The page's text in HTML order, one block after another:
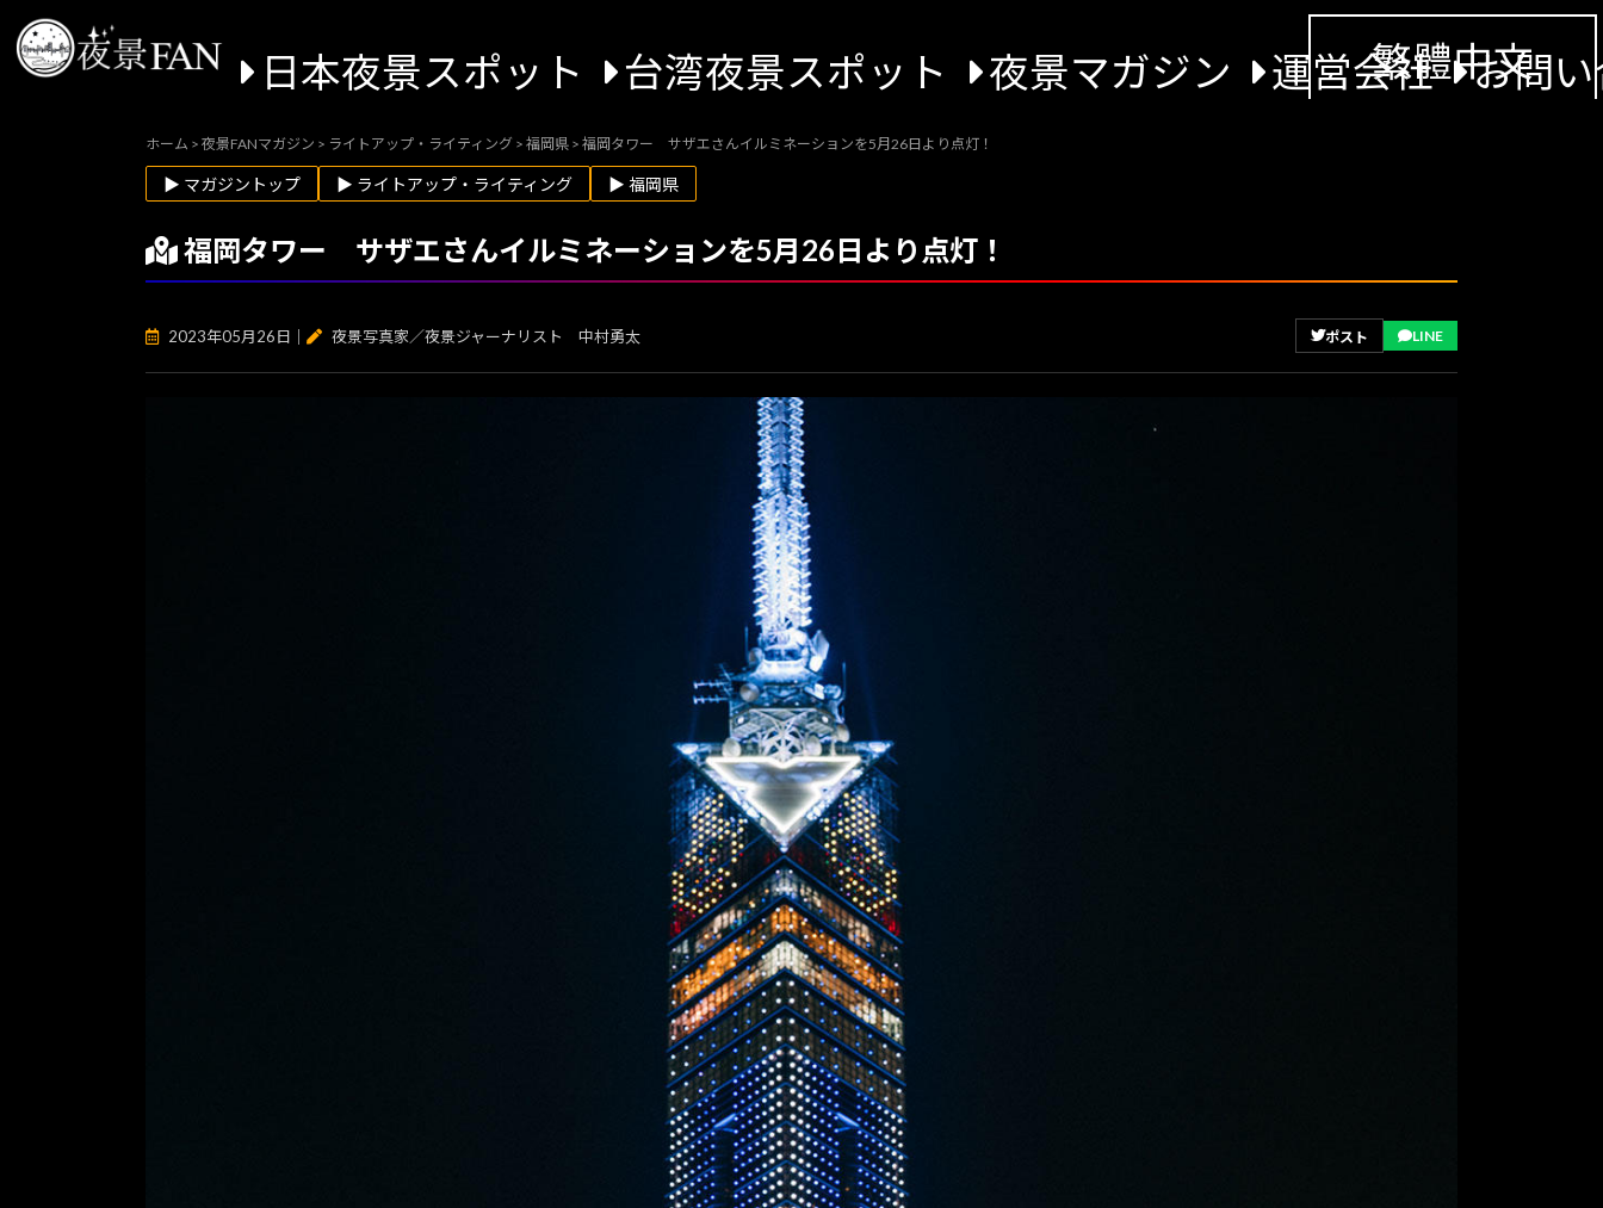
日本夜景スポット 台湾夜景スポット 夜景マガジン 運営会社 お問
繁體中文
ホーム > 夜景FANマガジン > ライトアップ・ライティング > 福岡県 > 福岡タワー サザエさんイルミネーションを5月26日より点灯！
▶ マガジントップ ▶ ライトアップ・ライティング ▶ 福岡県
福岡タワー サザエさんイルミネーションを5月26日より点灯！
2023年05月26日 夜景写真家／夜景ジャーナリスト 中村勇太 ポスト LINE